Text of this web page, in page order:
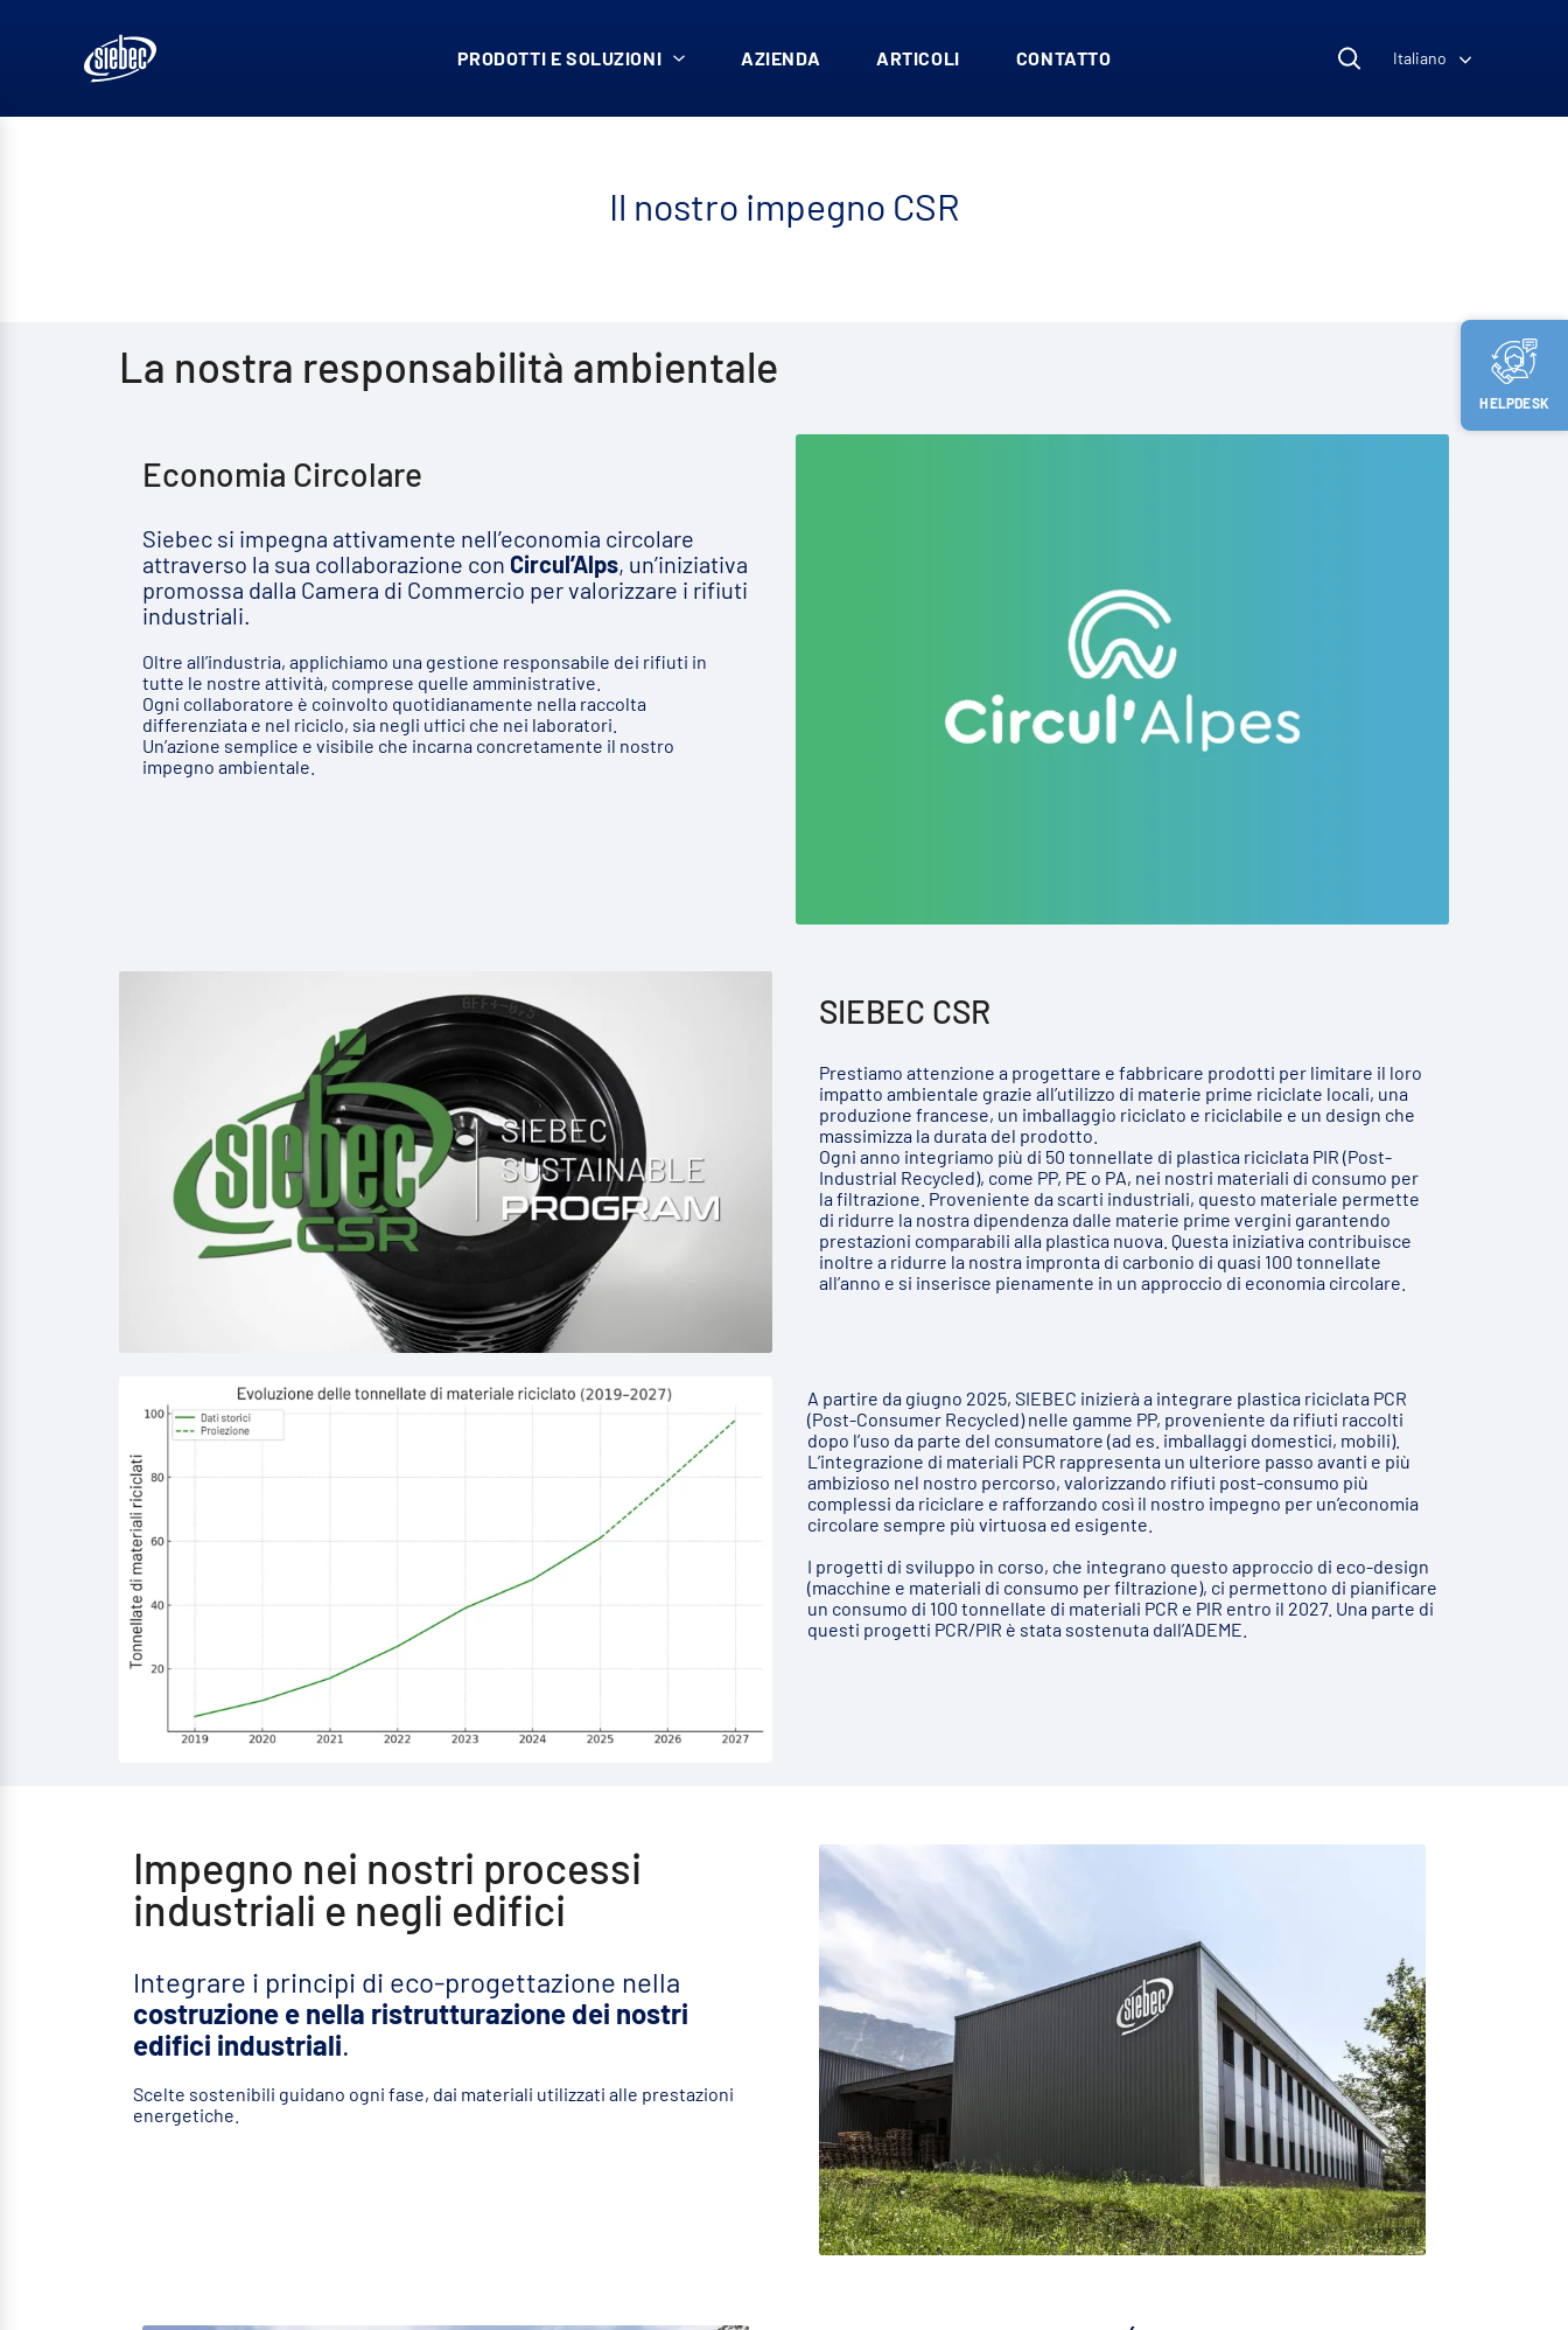
HELPDESK
PRODOTTI E SOLUZIONI AZIENDA ARTICOLI CONTATTO Italiano
Il nostro impegno CSR
La nostra responsabilità ambientale
Economia Circolare
Siebec si impegna attivamente nell’economia circolare
attraverso la sua collaborazione con Circul’Alps, un’iniziativa
promossa dalla Camera di Commercio per valorizzare i rifiuti
industriali.
Oltre all’industria, applichiamo una gestione responsabile dei rifiuti in
tutte le nostre attività, comprese quelle amministrative.
Ogni collaboratore è coinvolto quotidianamente nella raccolta
differenziata e nel riciclo, sia negli uffici che nei laboratori.
Un’azione semplice e visibile che incarna concretamente il nostro
impegno ambientale.
SIEBEC CSR
Prestiamo attenzione a progettare e fabbricare prodotti per limitare il loro
impatto ambientale grazie all’utilizzo di materie prime riciclate locali, una
produzione francese, un imballaggio riciclato e riciclabile e un design che
massimizza la durata del prodotto.
Ogni anno integriamo più di 50 tonnellate di plastica riciclata PIR (Post-
Industrial Recycled), come PP, PE o PA, nei nostri materiali di consumo per
la filtrazione. Proveniente da scarti industriali, questo materiale permette
di ridurre la nostra dipendenza dalle materie prime vergini garantendo
prestazioni comparabili alla plastica nuova. Questa iniziativa contribuisce
inoltre a ridurre la nostra impronta di carbonio di quasi 100 tonnellate
all’anno e si inserisce pienamente in un approccio di economia circolare.
A partire da giugno 2025, SIEBEC inizierà a integrare plastica riciclata PCR
(Post-Consumer Recycled) nelle gamme PP, proveniente da rifiuti raccolti
dopo l’uso da parte del consumatore (ad es. imballaggi domestici, mobili).
L’integrazione di materiali PCR rappresenta un ulteriore passo avanti e più
ambizioso nel nostro percorso, valorizzando rifiuti post-consumo più
complessi da riciclare e rafforzando così il nostro impegno per un’economia
circolare sempre più virtuosa ed esigente.
I progetti di sviluppo in corso, che integrano questo approccio di eco-design
(macchine e materiali di consumo per filtrazione), ci permettono di pianificare
un consumo di 100 tonnellate di materiali PCR e PIR entro il 2027. Una parte di
questi progetti PCR/PIR è stata sostenuta dall’ADEME.
Impegno nei nostri processi
industriali e negli edifici
Integrare i principi di eco-progettazione nella
costruzione e nella ristrutturazione dei nostri
edifici industriali.
Scelte sostenibili guidano ogni fase, dai materiali utilizzati alle prestazioni
energetiche.